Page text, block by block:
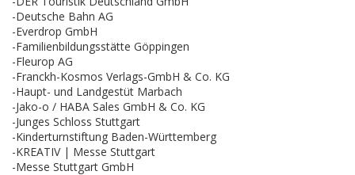
-Deutsche Bahn AG
-Everdrop GmbH
-Familienbildungsstätte Göppingen
-Fleurop AG
-Franckh-Kosmos Verlags-GmbH & Co. KG
-Haupt- und Landgestüt Marbach
-Jako-o / HABA Sales GmbH & Co. KG
-Junges Schloss Stuttgart
-Kinderturnstiftung Baden-Württemberg
-KREATIV | Messe Stuttgart
-Messe Stuttgart GmbH